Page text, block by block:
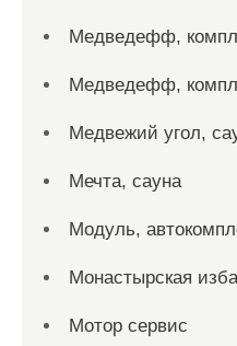
Медведефф,
Медведефф,
Медвежий угол,
Мечта, сауна
Модуль,
Монастырская
Мотор сервис